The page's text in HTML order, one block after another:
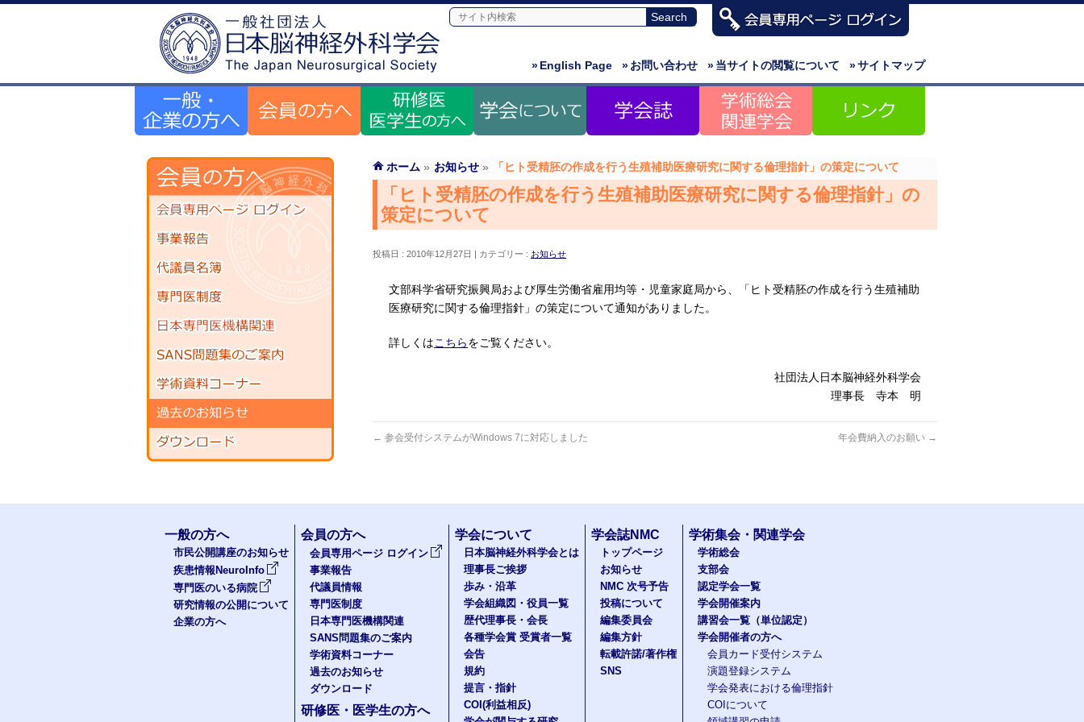
»サイトマップ
»当サイトの閲覧について
»お問い合わせ
»English Page
ホーム » お知らせ » 「ヒト受精胚の作成を行う生殖補助医療研究に関する倫理指針」の策定について
「ヒト受精胚の作成を行う生殖補助医療研究に関する倫理指針」の
策定について
投稿日 : 2010年12月27日 カテゴリー : お知らせ
文部科学省研究振興局および厚生労働省雇用均等・児童家庭局から、「ヒト受精胚の作成を行う生殖補助
医療研究に関する倫理指針」の策定について通知がありました。
詳しくはこちらをご覧ください。
社団法人日本脳神経外科学会
理事長 寺本 明
← 参会受付システムがWindows 7に対応しました 年会費納入のお願い →
一般の方へ
市民公開講座のお知らせ
疾患情報NeuroInfo
専門医のいる病院
研究情報の公開について
企業の方へ
会員の方へ
会員専用ページ ログイン
事業報告
代議員情報
専門医制度
日本専門医機構関連
SANS問題集のご案内
学術資料コーナー
過去のお知らせ
ダウンロード
研修医・医学生の方へ
学会について
日本脳神経外科学会とは
理事長ご挨拶
歩み・沿革
学会組織図・役員一覧
歴代理事長・会長
各種学会賞 受賞者一覧
会告
規約
提言・指針
COI(利益相反)
学会誌NMC
トップページ
お知らせ
NMC 次号予告
投稿について
編集委員会
編集方針
転載許諾/著作権
SNS
学術集会・関連学会
学術総会
支部会
認定学会一覧
学会開催案内
講習会一覧（単位認定）
学会開催者の方へ
会員カード受付システム
演題登録システム
学会発表における倫理指針
COIについて